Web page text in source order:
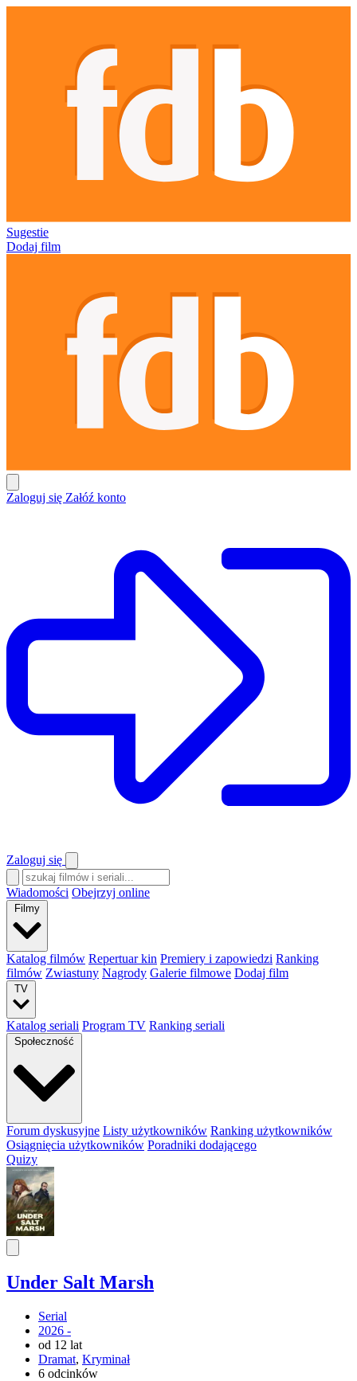
Sugestie
Dodaj film
Zaloguj się Załóź konto
Zaloguj się
Wiadomości Obejrzyj online
Filmy
Katalog filmów Repertuar kin Premiery i zapowiedzi Ranking
filmów Zwiastuny Nagrody Galerie filmowe Dodaj film
TV
Katalog seriali Program TV Ranking seriali
Społeczność
Forum dyskusyjne Listy użytkowników Ranking użytkowników
Osiągnięcia użytkowników Poradniki dodającego
Quizy
Under Salt Marsh
Serial
2026 -
od 12 lat
Dramat, Kryminał
6 odcinków